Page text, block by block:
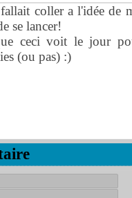
coller a l'idée de
se lancer!
ceci voit le jour
(ou pas) :)